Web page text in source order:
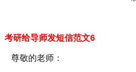
考研给导师发短信范文6
尊敬的老师：